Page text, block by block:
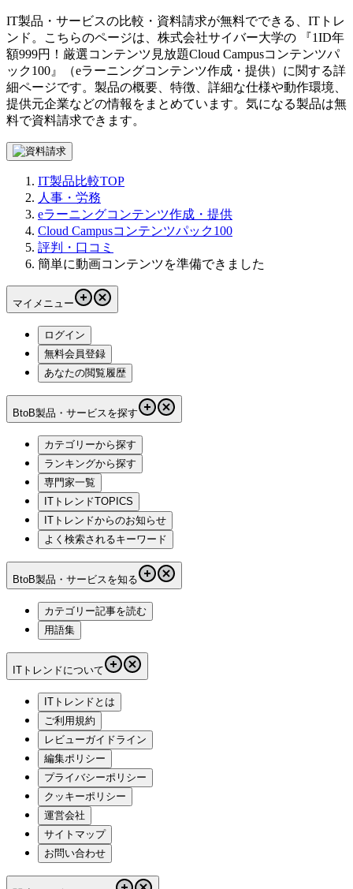
IT製品・サービスの比較・資料請求が無料でできる、ITトレ
ンド。こちらのページは、 株式会社サイバー大学の 『1ID年
額999円！厳選コンテンツ見放題Cloud Campusコンテンツパ
ック100 』（eラーニングコンテンツ作成・提供）に関する詳
細ページです。製品の概要、特徴、詳細な仕様や動作環境、
提供元企業などの情報をまとめています。気になる製品は無
料で資料請求できます。
IT製品比較TOP
人事・労務
eラーニングコンテンツ作成・提供
Cloud Campusコンテンツパック100
評判・口コミ
簡単に動画コンテンツを準備できました
マイメニュー
ログイン
無料会員登録
あなたの閲覧履歴
BtoB製品・サービスを探す
カテゴリーから探す
ランキングから探す
専門家一覧
ITトレンドTOPICS
ITトレンドからのお知らせ
よく検索されるキーワード
BtoB製品・サービスを知る
カテゴリー記事を読む
用語集
ITトレンドについて
ITトレンドとは
ご利用規約
レビューガイドライン
編集ポリシー
プライバシーポリシー
クッキーポリシー
運営会社
サイトマップ
お問い合わせ